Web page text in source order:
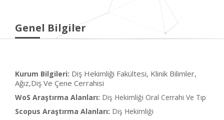
Genel Bilgiler
Kurum Bilgileri: Diş Hekimliği Fakültesi, Klinik Bilimler,
Ağız,Diş Ve Çene Cerrahisi
WoS Araştırma Alanları: Diş Hekimliği Oral Cerrahi Ve Tıp
Scopus Araştırma Alanları: Diş Hekimliği